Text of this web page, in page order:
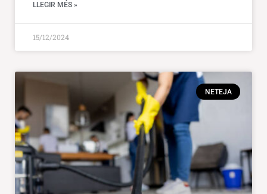
LLEGIR MÉS »
15/12/2024
NETEJA